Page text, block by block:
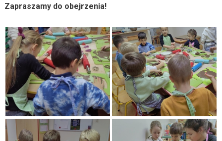
Zapraszamy do obejrzenia!